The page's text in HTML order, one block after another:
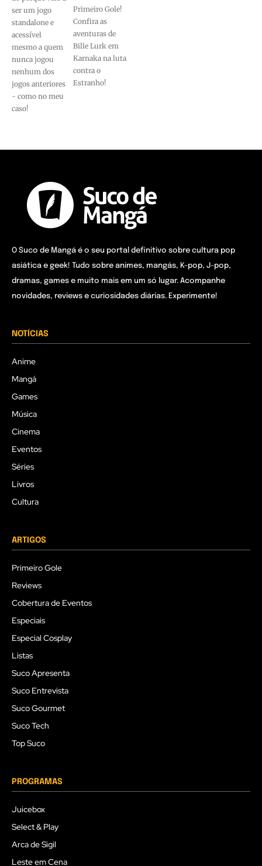
ser um jogo
standalone e
acessível
mesmo a quem
nunca jogou
nenhum dos
jogos anteriores
- como no meu
caso!
Primeiro Gole!
Confira as
aventuras de
Bille Lurk em
Karnaka na luta
contra o
Estranho!
O Suco de Mangá é o seu portal definitivo sobre cultura pop
asiática e geek! Tudo sobre animes, mangás, K-pop, J-pop,
dramas, games e muito mais em um só lugar. Acompanhe
novidades, reviews e curiosidades diárias. Experimente!
NOTÍCIAS
Anime
Mangá
Games
Música
Cinema
Eventos
Séries
Livros
Cultura
ARTIGOS
Primeiro Gole
Reviews
Cobertura de Eventos
Especiais
Especial Cosplay
Listas
Suco Apresenta
Suco Entrevista
Suco Gourmet
Suco Tech
Top Suco
PROGRAMAS
Juicebox
Select & Play
Arca de Sigil
Leste em Cena